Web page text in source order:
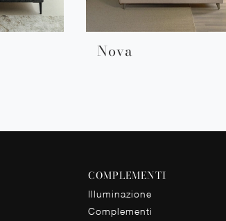
Nova
COMPLEMENTI
Illuminazione
Complementi